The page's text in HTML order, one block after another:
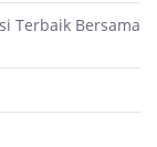
Terbaik Bersama